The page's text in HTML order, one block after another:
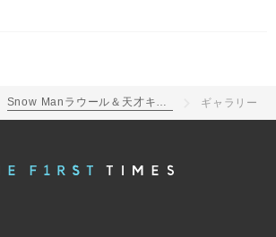
Snow Manラウール＆天才キッズダンサー・ほなつちゃんがダンスで世界一を目指す！『それスノ』2時間SP放送 ギャラリー